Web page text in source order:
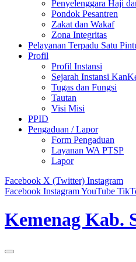
Penyelenggara Haji
Pondok Pesantren
Zakat dan Wakaf
Zona Integritas
Pelayanan Terpadu Satu
Profil
Profil Instansi
Sejarah Instansi
Tugas dan Fungsi
Tautan
Visi Misi
PPID
Pengaduan / Lapor
Form Pengaduan
Layanan WA PTSP
Lapor
Facebook X (Twitter) Instagram
Facebook InstagramYouTube
Kemenag Kab.